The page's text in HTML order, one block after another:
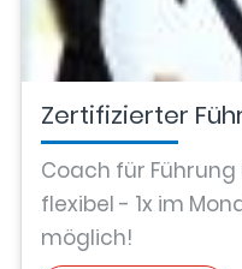
Zertifizierter
Coach für
flexibel - 1x im
möglich!